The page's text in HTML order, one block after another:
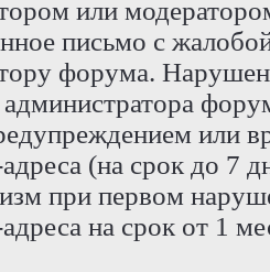
или
письмо с
форума.
или
(на срок до 7
при первом
на срок от 1